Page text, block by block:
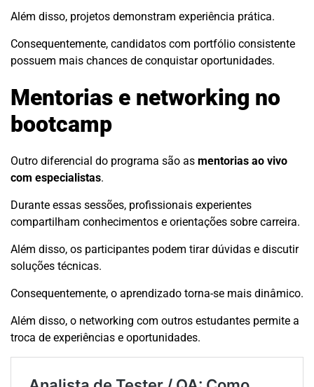
Além disso, projetos demonstram experiência prática.
Consequentemente, candidatos com portfólio consistente
possuem mais chances de conquistar oportunidades.
Mentorias e networking no
bootcamp
Outro diferencial do programa são as mentorias ao vivo
com especialistas.
Durante essas sessões, profissionais experientes
compartilham conhecimentos e orientações sobre carreira.
Além disso, os participantes podem tirar dúvidas e discutir
soluções técnicas.
Consequentemente, o aprendizado torna-se mais dinâmico.
Além disso, o networking com outros estudantes permite a
troca de experiências e oportunidades.